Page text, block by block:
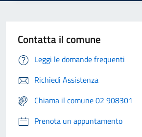
Contatta il comune
Leggi le domande frequenti
Richiedi Assistenza
Chiama il comune 02 908301
Prenota un appuntamento